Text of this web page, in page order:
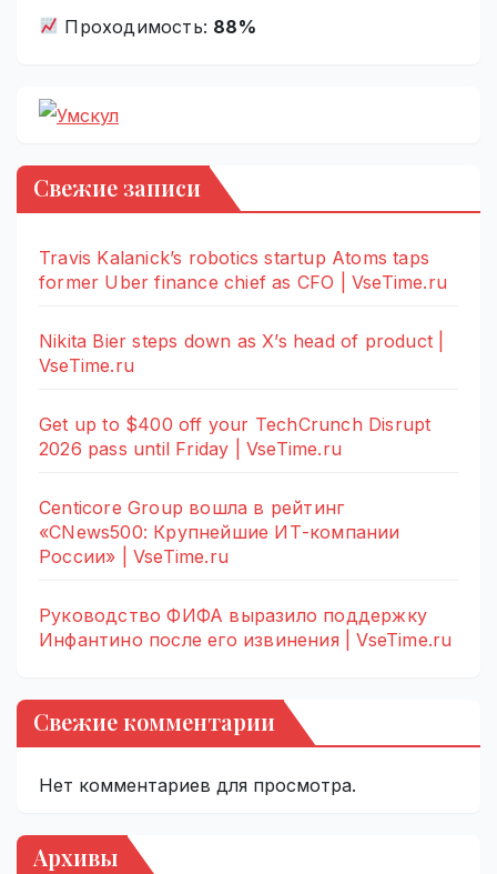
Проходимость: 88%
Свежие записи
Travis Kalanick’s robotics startup Atoms taps
former Uber finance chief as CFO | VseTime.ru
Nikita Bier steps down as X’s head of product |
VseTime.ru
Get up to $400 off your TechCrunch Disrupt
2026 pass until Friday | VseTime.ru
Centicore Group вошла в рейтинг
«CNews500: Крупнейшие ИТ-компании
России» | VseTime.ru
Руководство ФИФА выразило поддержку
Инфантино после его извинения | VseTime.ru
Свежие комментарии
Нет комментариев для просмотра.
Архивы